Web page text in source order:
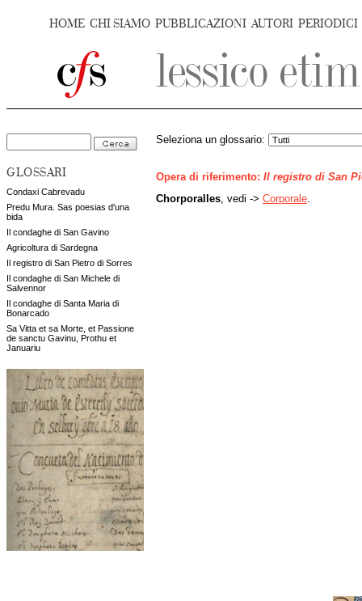
HOME CHI SIAMO PUBBLICAZIONI AUTORI PERIODICI
GLOSSARI
Condaxi Cabrevadu
Predu Mura. Sas poesias d'una
bida
Il condaghe di San Gavino
Agricoltura di Sardegna
Il registro di San Pietro di Sorres
Il condaghe di San Michele di
Salvennor
Il condaghe di Santa Maria di
Bonarcado
Sa Vitta et sa Morte, et Passione
de sanctu Gavinu, Prothu et
Januariu
Seleziona un glossario:
Opera di riferimento: Il registro di San
Chorporalles , vedi -> Corporale